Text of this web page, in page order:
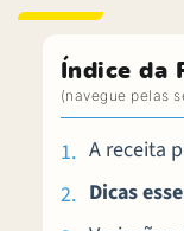
Índice da
A receita
Dicas